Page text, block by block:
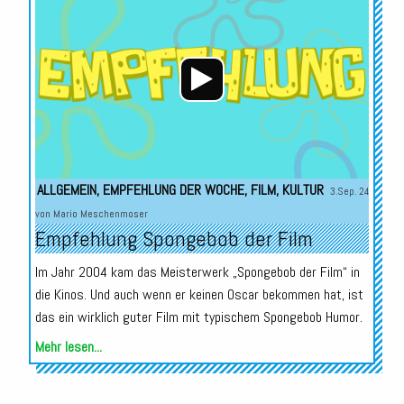
Player
ALLGEMEIN, EMPFEHLUNG DER WOCHE, FILM, KULTUR 3.Sep. 24
von Mario Meschenmoser
Empfehlung Spongebob der Film
Im Jahr 2004 kam das Meisterwerk „Spongebob der Film“ in
die Kinos. Und auch wenn er keinen Oscar bekommen hat, ist
das ein wirklich guter Film mit typischem Spongebob Humor.
Mehr lesen...